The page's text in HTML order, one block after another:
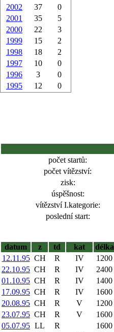
2002
37
0
2001
35
5
2000
22
3
1999
15
2
1998
18
2
1997
10
0
1996
3
0
1995
12 0
počet startů:
počet vítězství:
zisk:
úspěšnost:
vítězství I.kategorie:
poslední start:
datum
z td kat délka
12.11.95 CH R IV 1200
22.10.95 CH R IV 2400
01.10.95 CH R IV 1400
17.09.95 CH R IV 1600
20.08.95 CH R V 1200
23.07.95 CH R V 1600
05.07.95 LL R 1600